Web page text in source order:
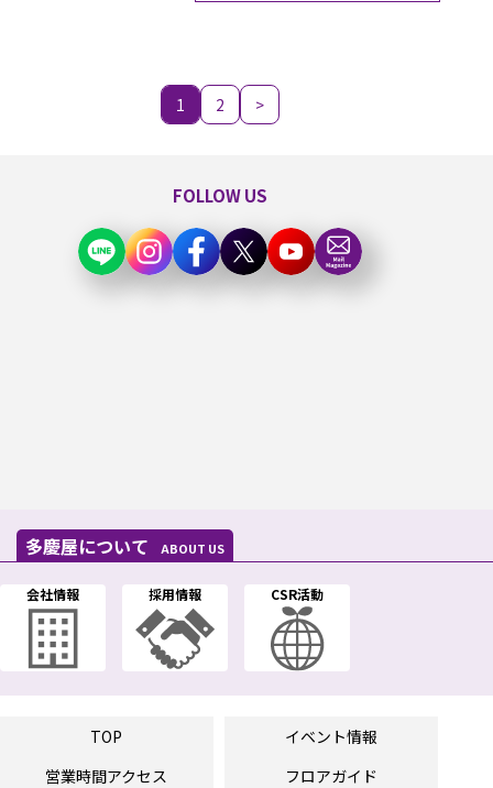
1 2 >
FOLLOW US
多慶屋について ABOUT US
会社情報 採用情報 CSR活動
TOP
イベント情報
営業時間アクセス
フロアガイド